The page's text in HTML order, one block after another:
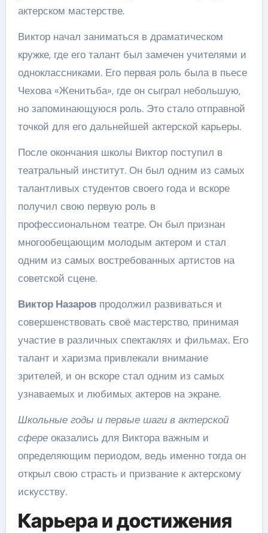
актерском мастерстве.
Виктор начал заниматься в драматическом
кружке, где его талант был замечен учителями и
одноклассниками. Его первая роль была в пьесе
Чехова «Женитьба», где он сыграл небольшую,
но запоминающуюся роль. Это стало отправной
точкой для его дальнейшей актерской карьеры.
После окончания школы Виктор поступил в
театральный институт. Он был одним из самых
талантливых студентов своего года и вскоре
получил свою первую роль в
профессиональном театре. Он был признан
многообещающим молодым актером и стал
одним из самых востребованных артистов на
советской сцене.
Виктор Назаровпродолжил развиваться и
совершенствовать своё мастерство, принимая
участие в различных спектаклях и фильмах. Его
талант и харизма привлекали внимание
зрителей, и он вскоре стал одним из самых
узнаваемых и любимых актеров на экране.
Школьные годы и первые шаги в актерской
сфереоказались для Виктора важным и
определяющим периодом, ведь именно тогда он
открыл свою страсть и призвание к актерскому
искусству.
Карьера и достижения